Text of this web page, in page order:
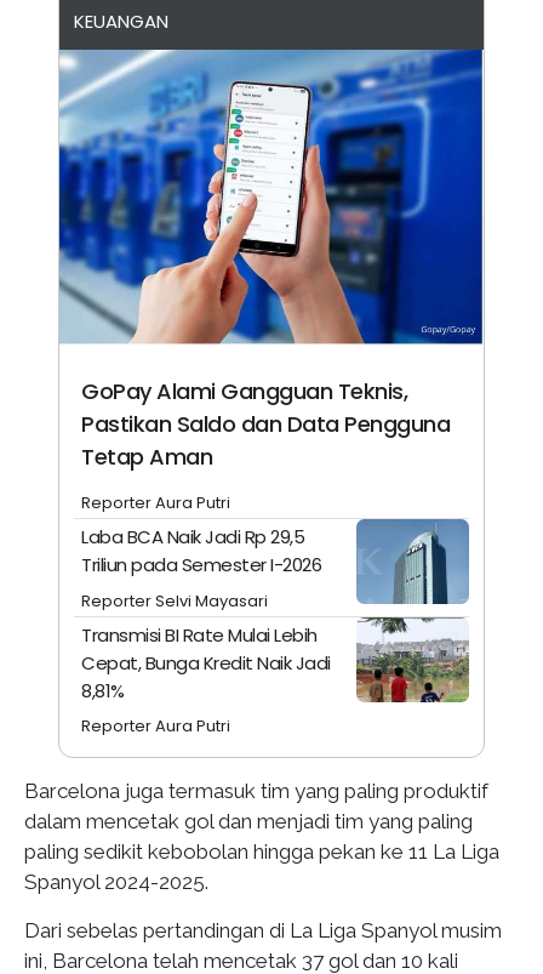
KEUANGAN
GoPay Alami Gangguan Teknis,
Pastikan Saldo dan Data Pengguna
Tetap Aman
Reporter Aura Putri
Laba BCA Naik Jadi Rp 29,5
Triliun pada Semester I-2026
Reporter Selvi Mayasari
Transmisi BI Rate Mulai Lebih
Cepat, Bunga Kredit Naik Jadi
8,81%
Reporter Aura Putri
Barcelona juga termasuk tim yang paling produktif
dalam mencetak gol dan menjadi tim yang paling
paling sedikit kebobolan hingga pekan ke 11 La Liga
Spanyol 2024-2025.
Dari sebelas pertandingan di La Liga Spanyol musim
ini, Barcelona telah mencetak 37 gol dan 10 kali